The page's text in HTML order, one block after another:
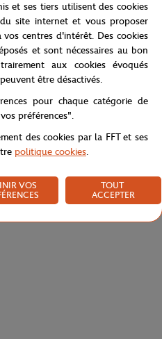
courts parisiens apporte une
Lacoste délicatement
Roland-Garros affirmant
ces lunettes allient
et sophistication contemporaine.
et ses tiers utilisent des cookies
site internet et vous proposer
centres d'intérêt. Des cookies
et sont nécessaires au bon
aux cookies évoqués
être désactivés.
pour chaque catégorie de
préférences".
des cookies par la FFT et ses
politique cookies.
VOS
TOUT
ACCEPTER